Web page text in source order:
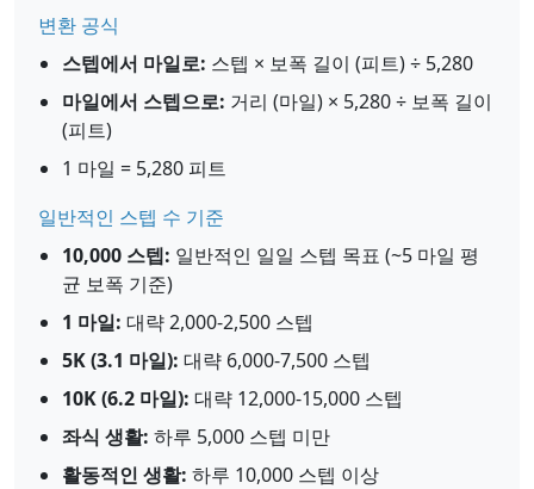
변환 공식
스텝에서 마일로: 스텝 × 보폭 길이 (피트) ÷ 5,280
마일에서 스텝으로: 거리 (마일) × 5,280 ÷ 보폭 길이
(피트)
1 마일 = 5,280 피트
일반적인 스텝 수 기준
10,000 스텝: 일반적인 일일 스텝 목표 (~5 마일 평
균 보폭 기준)
1 마일: 대략 2,000-2,500 스텝
5K (3.1 마일): 대략 6,000-7,500 스텝
10K (6.2 마일): 대략 12,000-15,000 스텝
좌식 생활: 하루 5,000 스텝 미만
활동적인 생활: 하루 10,000 스텝 이상